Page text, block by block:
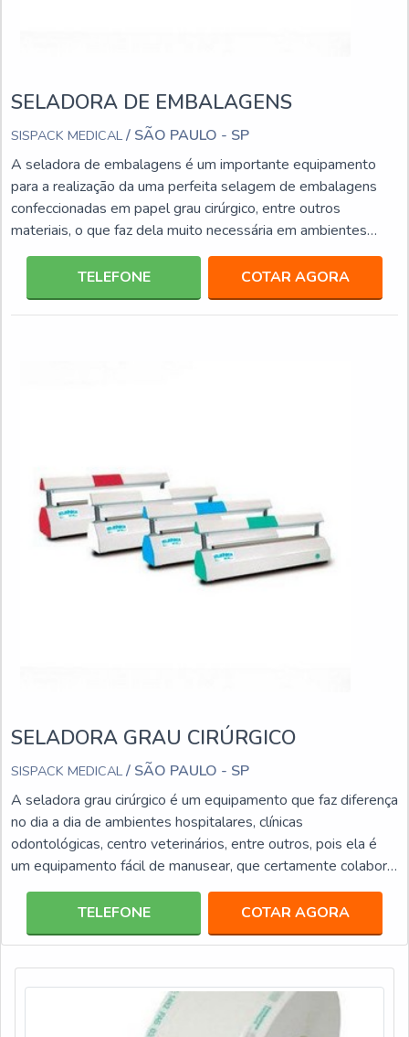
SELADORA DE EMBALAGENS
SISPACK MEDICAL / SÃO PAULO - SP
A seladora de embalagens é um importante equipamento
para a realização da uma perfeita selagem de embalagens
confeccionadas em papel grau cirúrgico, entre outros
materiais, o que faz dela muito necessária em ambientes
hospitalares, clínicas, laboratórios, entre outros.Informações
importantes sobre esses produtos No mercado são
comercializados os mais diversos modelos de seladoras de
embalagens. A seguir, estão lista com alguns dor principais
TELEFONE COTAR AGORA
SELADORA GRAU CIRÚRGICO
SISPACK MEDICAL / SÃO PAULO - SP
A seladora grau cirúrgico é um equipamento que faz diferença
no dia a dia de ambientes hospitalares, clínicas
odontológicas, centro veterinários, entre outros, pois ela é
um equipamento fácil de manusear, que certamente colabora
para tornar o cotidiano mais cômodo e prático. Além disso, a
seladora elaborada para embalagens de esterilização de
materiais é uma aquisição bastante vantajosa em termos
Ampla vida útil; Baixo consumo de energia
TELEFONE COTAR AGORA